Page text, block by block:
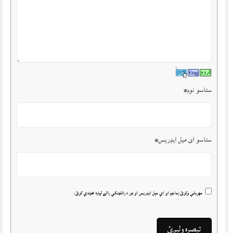
ستاسو نوم*
ستاسو ای میل ایډریس*
مهرباني وکړئ زما نوم او اي مېل ايډريس او نور د راتلونکي رائے لپاره خوندي کړئ.